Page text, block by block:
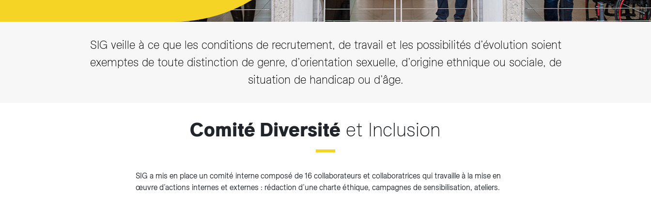
Accéder aux actualités
SIG veille à ce que les conditions de recrutement, de travail et les possibilités d’évolution soient
exemptes de toute distinction de genre, d’orientation sexuelle, d’origine ethnique ou sociale, de
situation de handicap ou d’âge.
Comité Diversité et Inclusion
SIG a mis en place un comité interne composé de 16 collaborateurs et collaboratrices qui travaille à la mise en
œuvre d’actions internes et externes : rédaction d’une charte éthique, campagnes de sensibilisation, ateliers.